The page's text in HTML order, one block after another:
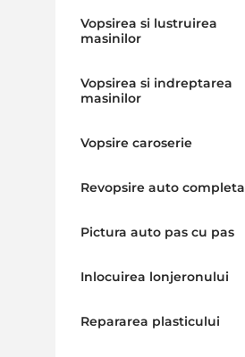
Vopsirea si lustruirea
masinilor
Vopsirea si indreptarea
masinilor
Vopsire caroserie
Revopsire auto completa
Pictura auto pas cu pas
Inlocuirea lonjeronului
Repararea plasticului